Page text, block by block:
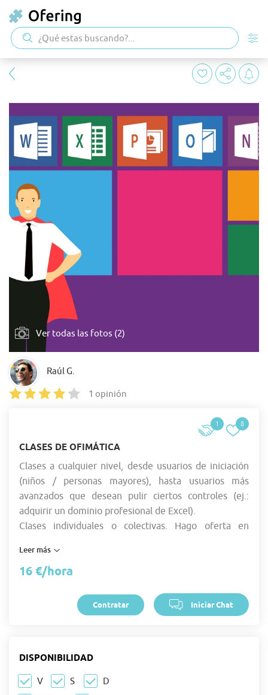
Ver todas las fotos (2)
Raúl G.
1 opinión
1 8
CLASES DE OFIMÁTICA
Clases a cualquier nivel, desde usuarios de iniciación
(niños / personas mayores), hasta usuarios más
avanzados que desean pulir ciertos controles (ej.:
adquirir un dominio profesional de Excel).
Clases individuales o colectivas. Hago oferta en
Leer más
16 €/hora
Contratar Iniciar Chat
DISPONIBILIDAD
V S
D